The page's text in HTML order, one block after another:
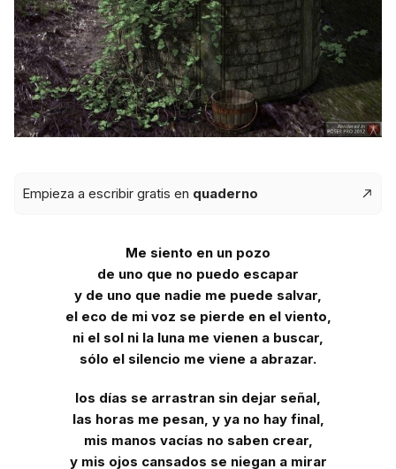
Empieza a escribir gratis en quaderno
Me siento en un pozo
de uno que no puedo escapar
y de uno que nadie me puede salvar,
el eco de mi voz se pierde en el viento,
ni el sol ni la luna me vienen a buscar,
sólo el silencio me viene a abrazar.
los días se arrastran sin dejar señal,
las horas me pesan, y ya no hay final,
mis manos vacías no saben crear,
y mis ojos cansados se niegan a mirar